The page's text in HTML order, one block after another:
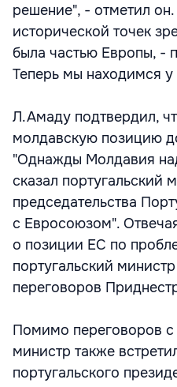
решение", - отметил
исторической точек
была частью Европы, -
Теперь мы находимся
Л.Амаду подтвердил,
молдавскую позицию
"Однажды Молдавия
сказал португальский
председательства
с Евросоюзом".
о позиции ЕС по
португальский
переговоров
Помимо переговоров
министр также
португальского